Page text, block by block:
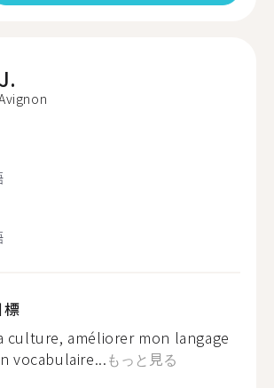
J.
culture, améliorer mon langage
vocabulaire...もっと見る